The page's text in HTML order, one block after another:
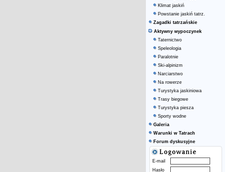
Klimat jaskiń
Powstanie jaskiń tatrz.
Zagadki tatrzańskie
Aktywny wypoczynek
Taternictwo
Speleologia
Paralotnie
Ski-alpinizm
Narciarstwo
Na rowerze
Turystyka jaskiniowa
Trasy biegowe
Turystyka piesza
Sporty wodne
Galeria
Warunki w Tatrach
Forum dyskusyjne
E-mail
Hasło